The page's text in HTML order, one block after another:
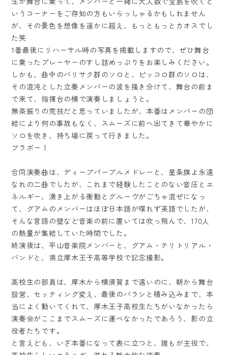
いうコーナーをご存知の方もいらっしゃるかもしれません
が、その景色を想像を遥かに超え、もっともっとカオスでし
た笑
1番最後にリハーサル時の写真を掲載しますので、ぜひ舞台
に乗ったプレーヤーのすし詰めっぷりをお楽しみください。
しかも、曲中のバリサク群のソロと、ピッコロ群のソロは、
その混沌とした立奏メンバーの波を掻き分けて、舞台の前ま
で来て、指揮台の横で演奏しましょうと。
無茶振りの荒技だと思っていましたが、本番はメンバーの団
結により何の事故もなく、スムーズに前へ出てきて華やかに
ソロを吹き、持ち場に戻って行きました。
ブラボー！
合同演奏曲は、ディープパープルメドレーと、星条旗よ永遠
なれの二曲でしたが、これまで経験したことのない音圧とエ
ネルギー、湧き上がる衝動とグルーヴがごちゃ混ぜになっ
て、グアムのメンバーはほぼ日本語が喋れず英語でしたが、
そんな言語の壁など音楽の前に置いては吹っ飛んで、170人
の熱量が集結していた時間でした。
終演後は、平山音楽院メンバーと、グアム・テリトリアル・
バンドと、県立厚木王子高等学校で記念撮影。
高校生の部員は、厚木から横須賀まで遠いのに、朝から舞台
設営、セッティング変え、最後のバラシと積み込みまで、本
当によく動いてくれて、厚木王子高校生たちがいなかったら
演奏会がここまでスムーズに運べなかったであろう、影の立
役者たちです。
と言えども、いざ本番になって表に立つと、誰もが主役で、